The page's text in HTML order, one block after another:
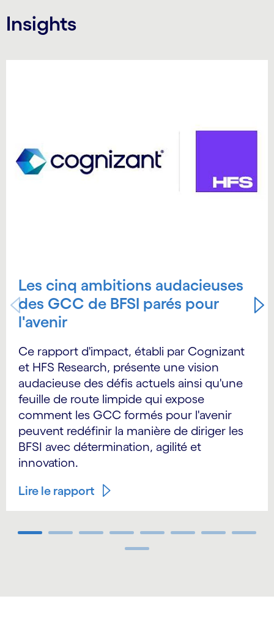
Insights
Les cinq ambitions audacieuses
des GCC de BFSI parés pour
l'avenir
Ce rapport d'impact, établi par Cognizant
et HFS Research, présente une vision
audacieuse des défis actuels ainsi qu'une
feuille de route limpide qui expose
comment les GCC formés pour l'avenir
peuvent redéfinir la manière de diriger les
BFSI avec détermination, agilité et
innovation.
Lire le rapport